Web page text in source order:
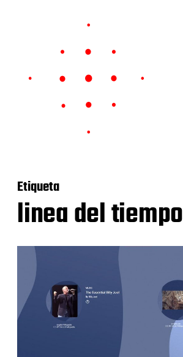
Etiqueta
linea del tiempo